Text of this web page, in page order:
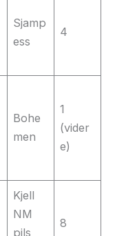
Sjamp
ess
4
Bohe
men
1
(vider
e)
Kjell
NM
pils
8